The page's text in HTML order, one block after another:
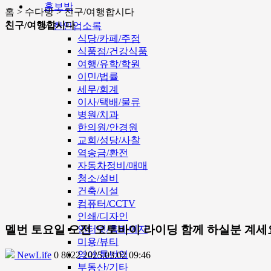
홍보방
한인업소록
식당/카페/주점
식품점/건강식품
여행/유학/학원
이민/법률
세무/회계
이사/택배/물류
병원/치과
한의원/안경원
교회/성당/사찰
역송금/환전
자동차정비/매매
청소/설비
건축/시설
컴퓨터/CCTV
인쇄/디자인
인터넷/홈페이지
미용/뷰티
영어/통번역
부동산/기타
홈 > 수다방 > 친구/여행합시다
친구/여행합시다
멜번 토요일 오전 오토바이 라이딩 함께 하실분 계세
NewLife 0 86222025.03.02 09:46